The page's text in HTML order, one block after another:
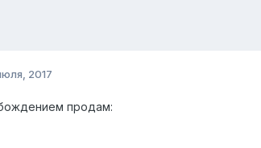
2017
продам: